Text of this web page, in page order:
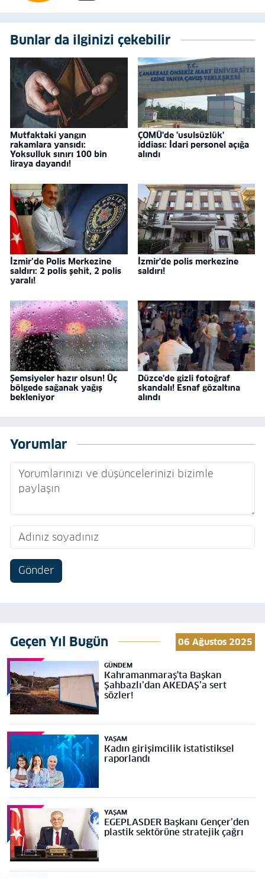
Bunlar da ilginizi çekebilir
Mutfaktaki yangın
rakamlara yansıdı:
Yoksulluk sınırı 100 bin
liraya dayandı!
ÇOMÜ'de 'usulsüzlük'
iddiası: İdari personel açığa
alındı
İzmir’de Polis Merkezine
saldırı: 2 polis şehit, 2 polis
yaralı!
İzmir'de polis merkezine
saldırı!
Şemsiyeler hazır olsun! Üç
bölgede sağanak yağış
bekleniyor
Düzce'de gizli fotoğraf
skandalı! Esnaf gözaltına
alındı
Yorumlar
Gönder
Geçen Yıl Bugün 06 Ağustos 2025
GÜNDEM
Kahramanmaraş'ta Başkan
Şahbazlı’dan AKEDAŞ’a sert
sözler!
YAŞAM
Kadın girişimcilik istatistiksel
raporlandı
YAŞAM
EGEPLASDER Başkanı Gençer’den
plastik sektörüne stratejik çağrı